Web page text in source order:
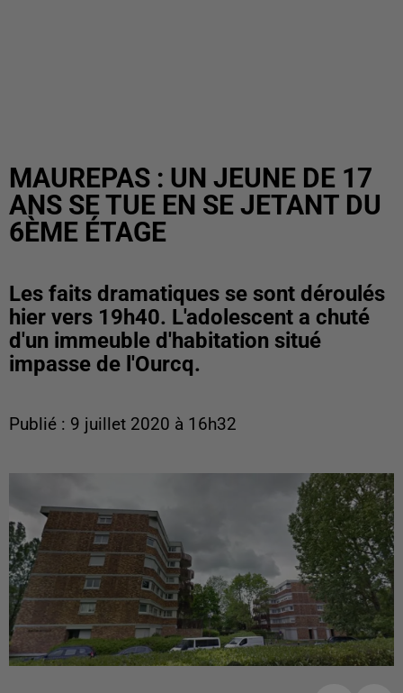
MAUREPAS : UN JEUNE DE 17
ANS SE TUE EN SE JETANT DU
6ÈME ÉTAGE
Les faits dramatiques se sont déroulés
hier vers 19h40. L'adolescent a chuté
d'un immeuble d'habitation situé
impasse de l'Ourcq.
Publié : 9 juillet 2020 à 16h32